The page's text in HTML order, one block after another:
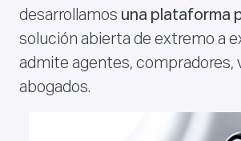
desarrollamos una plataforma
solución abierta de extremo a
admite agentes, compradores,
abogados.